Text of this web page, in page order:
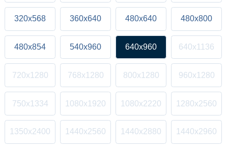
320x568 360x640 480x640 480x800
480x854 540x960 640x960 640x1136
720x1280 768x1280 800x1280 960x1280
750x1334 1080x1920 1080x2220 1280x2560
1350x2400 1440x2560 1440x2880 1440x2960